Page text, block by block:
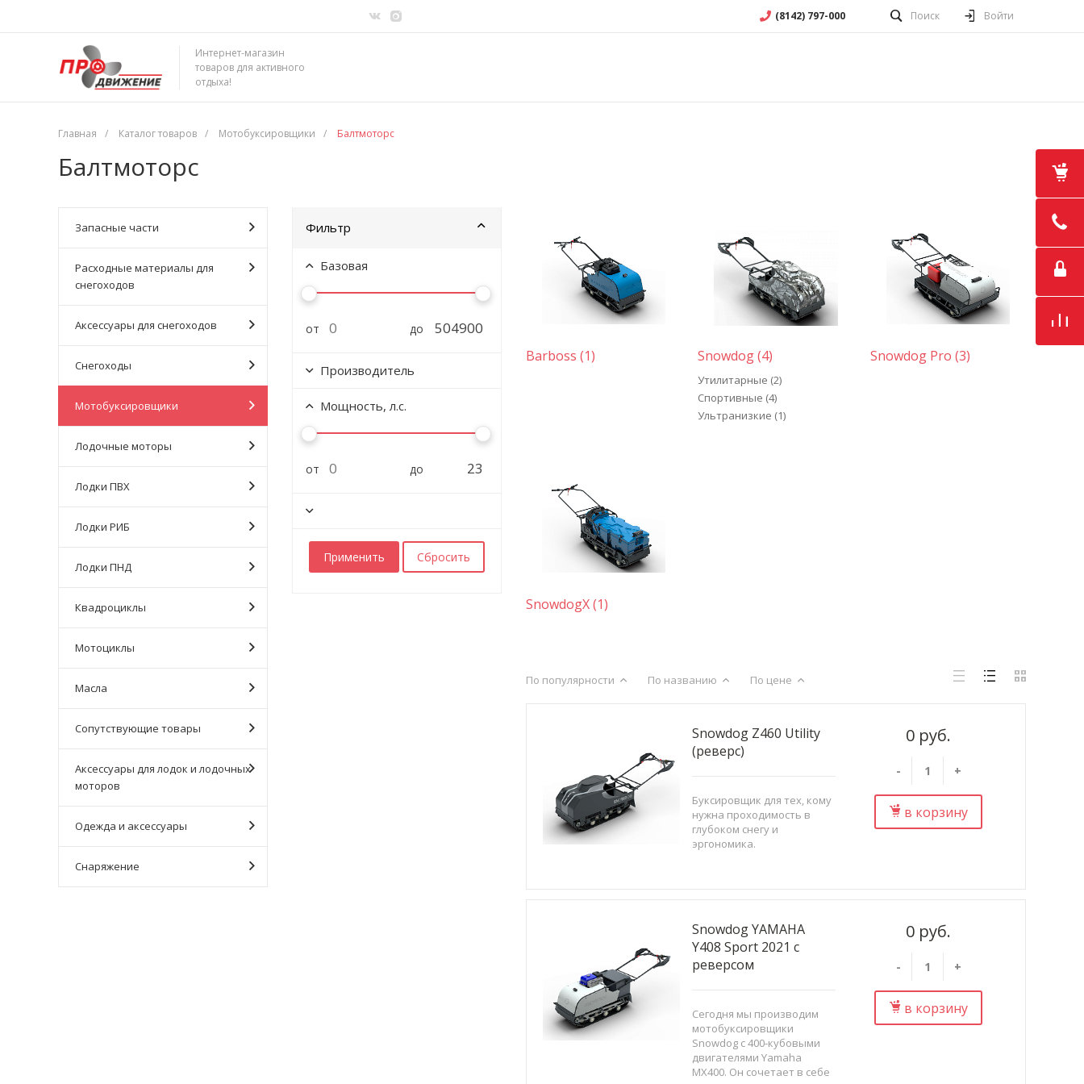
(8142) 797-000 Поиск Войти
Интернет-магазин
товаров для активного
отдыха!
Главная / Каталог товаров / Мотобуксировщики / Балтмоторс
Балтмоторс
Запасные части
Расходные материалы для
снегоходов
Аксессуары для снегоходов
Снегоходы
Мотобуксировщики
Лодочные моторы
Лодки ПВХ
Лодки РИБ
Лодки ПНД
Квадроциклы
Мотоциклы
Масла
Сопутствующие товары
Аксессуары для лодок и лодочных
моторов
Одежда и аксессуары
Снаряжение
Фильтр
Базовая
от до
Производитель
Мощность, л.с.
от до
Barboss (1) Snowdog (4)
Утилитарные (2)
Спортивные (4)
Ультранизкие (1)
Snowdog Pro (3)
SnowdogX (1)
По популярности По названию По цене
0 руб.
- +
в корзину
Snowdog Z460 Utility
(реверс)
Буксировщик для тех, кому
нужна проходимость в
глубоком снегу и
эргономика.
0 руб.
- +
в корзину
Snowdog YAMAHA
Y408 Sport 2021 с
реверсом
Сегодня мы производим
мотобуксировщики
Snowdog с 400-кубовыми
двигателями Yamaha
MX400. Он сочетает в себе